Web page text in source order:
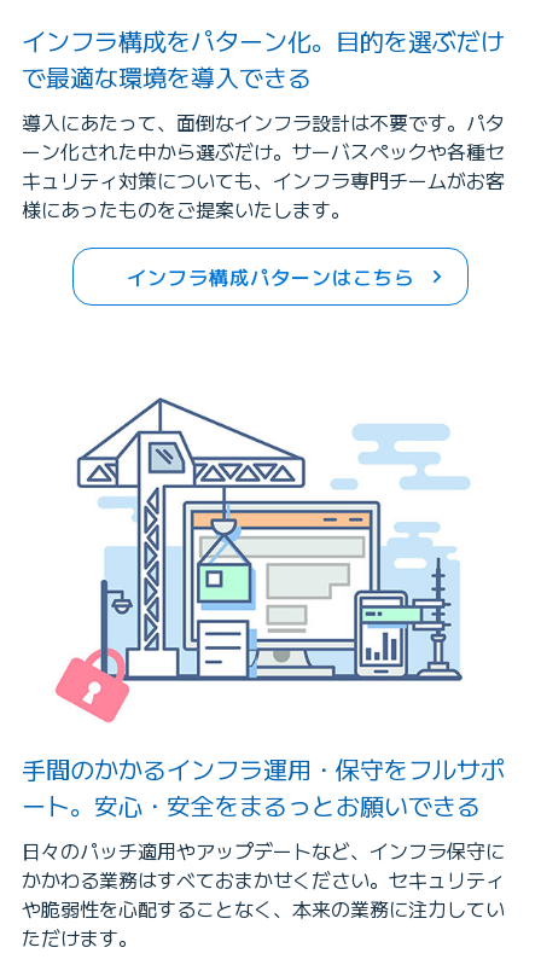
インフラ構成をパターン化。目的を選ぶだけ
で最適な環境を導入できる
導入にあたって、面倒なインフラ設計は不要です。パタ
ーン化された中から選ぶだけ。サーバスペックや各種セ
キュリティ対策についても、インフラ専門チームがお客
様にあったものをご提案いたします。
インフラ構成パターンはこちら
手間のかかるインフラ運用・保守をフルサポ
ート。安心・安全をまるっとお願いできる
日々のパッチ適用やアップデートなど、インフラ保守に
かかわる業務はすべておまかせください。セキュリティ
や脆弱性を心配することなく、本来の業務に注力してい
ただけます。